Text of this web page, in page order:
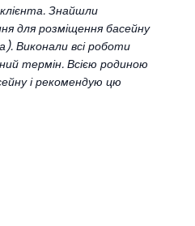
Знайшли
для розміщення басейну
Виконали всі роботи
термін. Всією родиною
і рекомендую цю